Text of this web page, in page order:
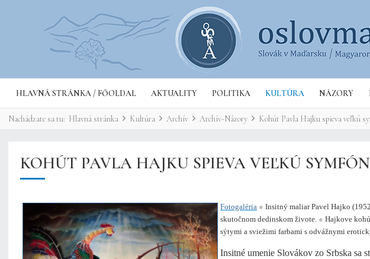
HLAVNÁ STRÁNKA / FŐOLDAL AKTUALITY POLITIKA KULTÚRA NÁZORY
Nachádzate sa tu: Hlavná stránka Kultúra Archív Archív-Názory Kohút Pavla Hajku spieva veľkú
KOHÚT PAVLA HAJKU SPIEVA VEĽKÚ
Fotogaléria ● Insitný maliar Pavel Hajko
skutočnom dedinskom živote. ● Hajkove
sýtymi a sviežimi farbami s odvážnymi
Insitné umenie Slovákov zo Srbska sa